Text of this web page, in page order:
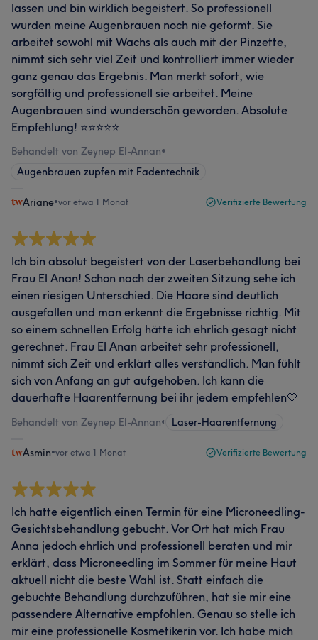
lassen und bin wirklich begeistert. So professionell
wurden meine Augenbrauen noch nie geformt. Sie
arbeitet sowohl mit Wachs als auch mit der Pinzette,
nimmt sich sehr viel Zeit und kontrolliert immer wieder
ganz genau das Ergebnis. Man merkt sofort, wie
sorgfältig und professionell sie arbeitet. Meine
Augenbrauen sind wunderschön geworden. Absolute
Empfehlung! ⭐️⭐️⭐️⭐️⭐️
Behandelt von Zeynep El-Annan•
Augenbrauen zupfen mit Fadentechnik
Ariane•vor etwa 1 Monat Verifizierte Bewertung
Ich bin absolut begeistert von der Laserbehandlung bei
Frau El Anan! Schon nach der zweiten Sitzung sehe ich
einen riesigen Unterschied. Die Haare sind deutlich
ausgefallen und man erkennt die Ergebnisse richtig. Mit
so einem schnellen Erfolg hätte ich ehrlich gesagt nicht
gerechnet. Frau El Anan arbeitet sehr professionell,
nimmt sich Zeit und erklärt alles verständlich. Man fühlt
sich von Anfang an gut aufgehoben. Ich kann die
dauerhafte Haarentfernung bei ihr jedem empfehlen🤍
Behandelt von Zeynep El-Annan• Laser-Haarentfernung
Asmin•vor etwa 1 Monat Verifizierte Bewertung
Ich hatte eigentlich einen Termin für eine Microneedling-
Gesichtsbehandlung gebucht. Vor Ort hat mich Frau
Anna jedoch ehrlich und professionell beraten und mir
erklärt, dass Microneedling im Sommer für meine Haut
aktuell nicht die beste Wahl ist. Statt einfach die
gebuchte Behandlung durchzuführen, hat sie mir eine
passendere Alternative empfohlen. Genau so stelle ich
mir eine professionelle Kosmetikerin vor. Ich habe mich